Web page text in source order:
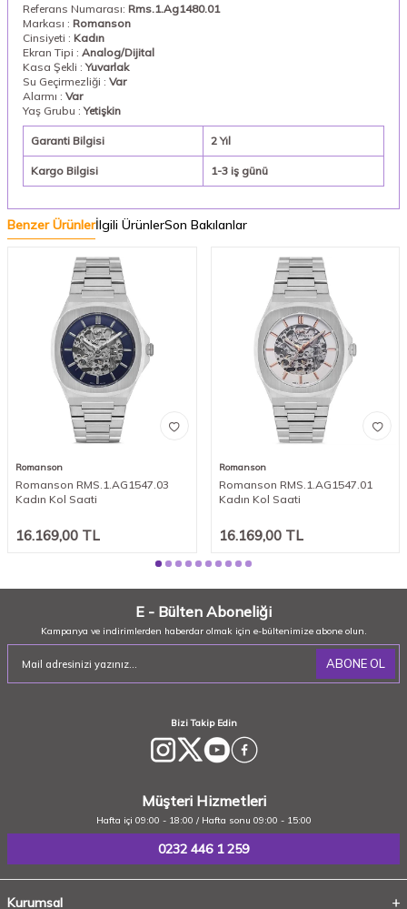
Referans Numarası: Rms.1.Ag1480.01
Markası : Romanson
Cinsiyeti : Kadın
Ekran Tipi : Analog/Dijital
Kasa Şekli :Yuvarlak
Su Geçirmezliği : Var
Alarmı : Var
Yaş Grubu :Yetişkin
Garanti Bilgisi 2 Yıl
Kargo Bilgisi 1-3 iş günü
Benzer Ürünlerİlgili ÜrünlerSon Bakılanlar
Romanson
Romanson RMS.1.AG1547.03
Kadın Kol Saati
16.169,00 TL
Romanson
Romanson RMS.1.AG1547.01
Kadın Kol Saati
16.169,00TL
E - Bülten Aboneliği
Kampanya ve indirimlerden haberdar olmak için e-bültenimize abone olun.
ABONE OL
Bizi Takip Edin
Müşteri Hizmetleri
Hafta içi 09:00 - 18:00 / Hafta sonu 09:00 - 15:00
0232 446 1 259
Kurumsal